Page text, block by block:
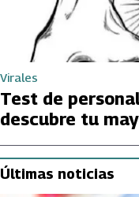
Virales
Test de
descubre tu
Últimas noticias